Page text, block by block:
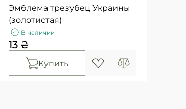
Эмблема трезубец Украины
(золотистая)
В наличии
13 ₴
Купить